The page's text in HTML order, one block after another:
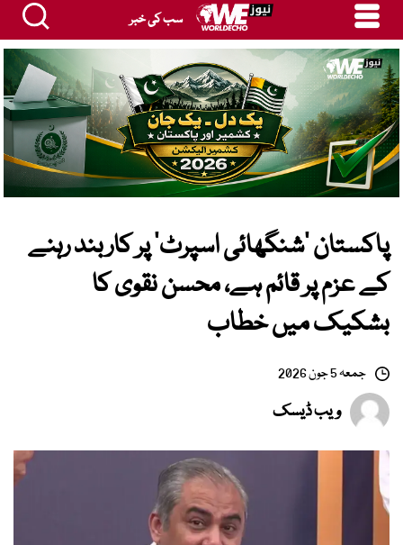
سب کی خبر
پاکستان ’شنگھائی اسپرٹ‘ پر کاربند رہنے
کے عزم پر قائم ہے، محسن نقوی کا
بشکیک میں خطاب
جمعہ 5 جون 2026
ویب ڈیسک